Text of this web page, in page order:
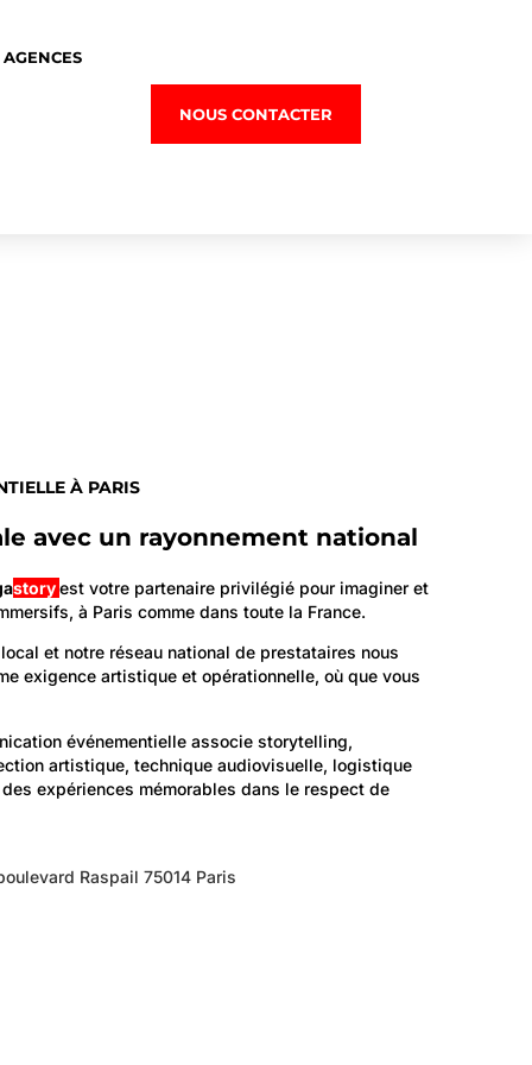
NOUS CONTACTER
À PARIS
avec un rayonnement national
storyest votre partenaire privilégié pour imaginer et
à Paris comme dans toute la France.
et notre réseau national de prestataires nous
exigence artistique et opérationnelle, où que vous
événementielle associe storytelling,
artistique, technique audiovisuelle, logistique
expériences mémorables dans le respect de
Raspail 75014 Paris